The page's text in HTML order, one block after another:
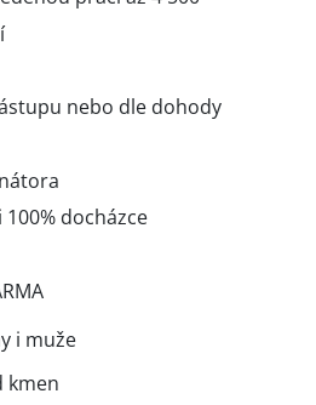
nebo dle dohody
docházce
i muže
kmen